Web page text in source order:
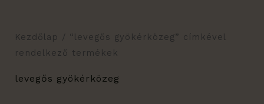
Kezdőlap / “levegős gyökérközeg” címkével
rendelkező termékek
levegős gyökérközeg